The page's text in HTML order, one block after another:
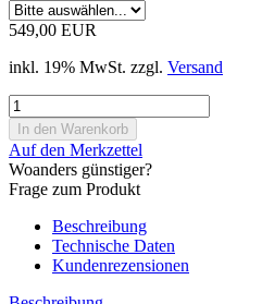
549,00 EUR
inkl. 19% MwSt. zzgl. Versand
Auf den Merkzettel
Woanders günstiger?
Frage zum Produkt
Beschreibung
Technische Daten
Kundenrezensionen